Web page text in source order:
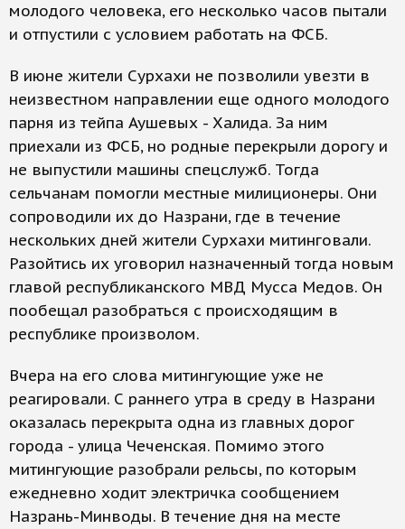
молодого человека, его несколько часов пытали
и отпустили с условием работать на ФСБ.
В июне жители Сурхахи не позволили увезти в
неизвестном направлении еще одного молодого
парня из тейпа Аушевых - Халида. За ним
приехали из ФСБ, но родные перекрыли дорогу и
не выпустили машины спецслужб. Тогда
сельчанам помогли местные милиционеры. Они
сопроводили их до Назрани, где в течение
нескольких дней жители Сурхахи митинговали.
Разойтись их уговорил назначенный тогда новым
главой республиканского МВД Мусса Медов. Он
пообещал разобраться с происходящим в
республике произволом.
Вчера на его слова митингующие уже не
реагировали. С раннего утра в среду в Назрани
оказалась перекрыта одна из главных дорог
города - улица Чеченская. Помимо этого
митингующие разобрали рельсы, по которым
ежедневно ходит электричка сообщением
Назрань-Минводы. В течение дня на месте